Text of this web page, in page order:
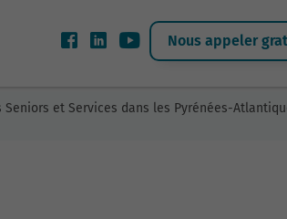
Nous appeler
Seniors et Services dans les Pyrénées-